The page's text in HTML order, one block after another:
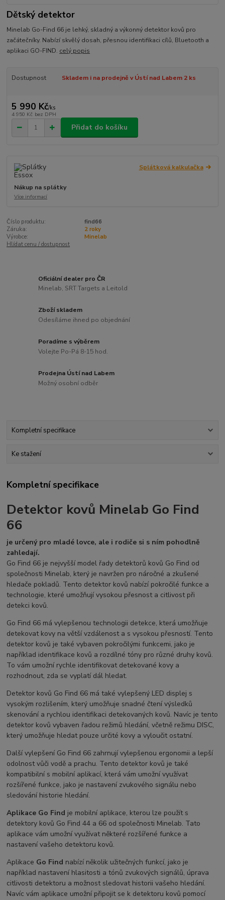
Dětský detektor
Minelab Go-Find 66 je lehký, skladný a výkonný detektor kovů pro
začátečníky. Nabízí skvělý dosah, přesnou identifikaci cílů, Bluetooth a
aplikaci GO-FIND. celý popis
Dostupnost Skladem i na prodejně v Ústí nad Labem 2 ks
5 990 Kč/ks
4 950 Kč bez DPH
Přidat do košíku
Splátková kalkulačka
Nákup na splátky
Více informací
Číslo produktu:
find66
Záruka:
2 roky
Výrobce:
Minelab
Hlídat cenu / dostupnost
Oficiální dealer pro ČR
Minelab, SRT Targets a Leitold
Zboží skladem
Odesíláme ihned po objednání
Poradíme s výběrem
Volejte Po-Pá 8-15 hod.
Prodejna Ústí nad Labem
Možný osobní odběr
Kompletní specifikace
Ke stažení
Kompletní specifikace
Detektor kovů Minelab Go Find
66
je určený pro mladé lovce, ale i rodiče si s ním pohodlně
zahledají.
Go Find 66 je nejvyšší model řady detektorů kovů Go Find od
společnosti Minelab, který je navržen pro náročné a zkušené
hledače pokladů. Tento detektor kovů nabízí pokročilé funkce a
technologie, které umožňují vysokou přesnost a citlivost při
detekci kovů.
Go Find 66 má vylepšenou technologii detekce, která umožňuje
detekovat kovy na větší vzdálenost a s vysokou přesností. Tento
detektor kovů je také vybaven pokročilými funkcemi, jako je
například identifikace kovů a rozdílné tóny pro různé druhy kovů.
To vám umožní rychle identifikovat detekované kovy a
rozhodnout, zda se vyplatí dál hledat.
Detektor kovů Go Find 66 má také vylepšený LED displej s
vysokým rozlišením, který umožňuje snadné čtení výsledků
skenování a rychlou identifikaci detekovaných kovů. Navíc je tento
detektor kovů vybaven řadou režimů hledání, včetně režimu DISC,
který umožňuje hledat pouze určité kovy a vyloučit ostatní.
Další vylepšení Go Find 66 zahrnují vylepšenou ergonomii a lepší
odolnost vůči vodě a prachu. Tento detektor kovů je také
kompatibilní s mobilní aplikací, která vám umožní využívat
rozšířené funkce, jako je nastavení zvukového signálu nebo
sledování historie hledání.
Aplikace Go Find je mobilní aplikace, kterou lze použít s
detektory kovů Go Find 44 a 66 od společnosti Minelab. Tato
aplikace vám umožní využívat některé rozšířené funkce a
nastavení vašeho detektoru kovů.
Aplikace Go Find nabízí několik užitečných funkcí, jako je
například nastavení hlasitosti a tónů zvukových signálů, úprava
citlivosti detektoru a možnost sledovat historii vašeho hledání.
Navíc vám aplikace umožní připojit se k detektoru kovů pomocí